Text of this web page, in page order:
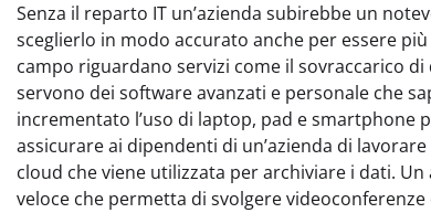
Senza il reparto IT un’azienda subirebbe un
sceglierlo in modo accurato anche per essere
campo riguardano servizi come il sovraccarico
servono dei software avanzati e personale che
incrementato l’uso di laptop, pad e smartphone
assicurare ai dipendenti di un’azienda di
cloud che viene utilizzata per archiviare i dati.
veloce che permetta di svolgere